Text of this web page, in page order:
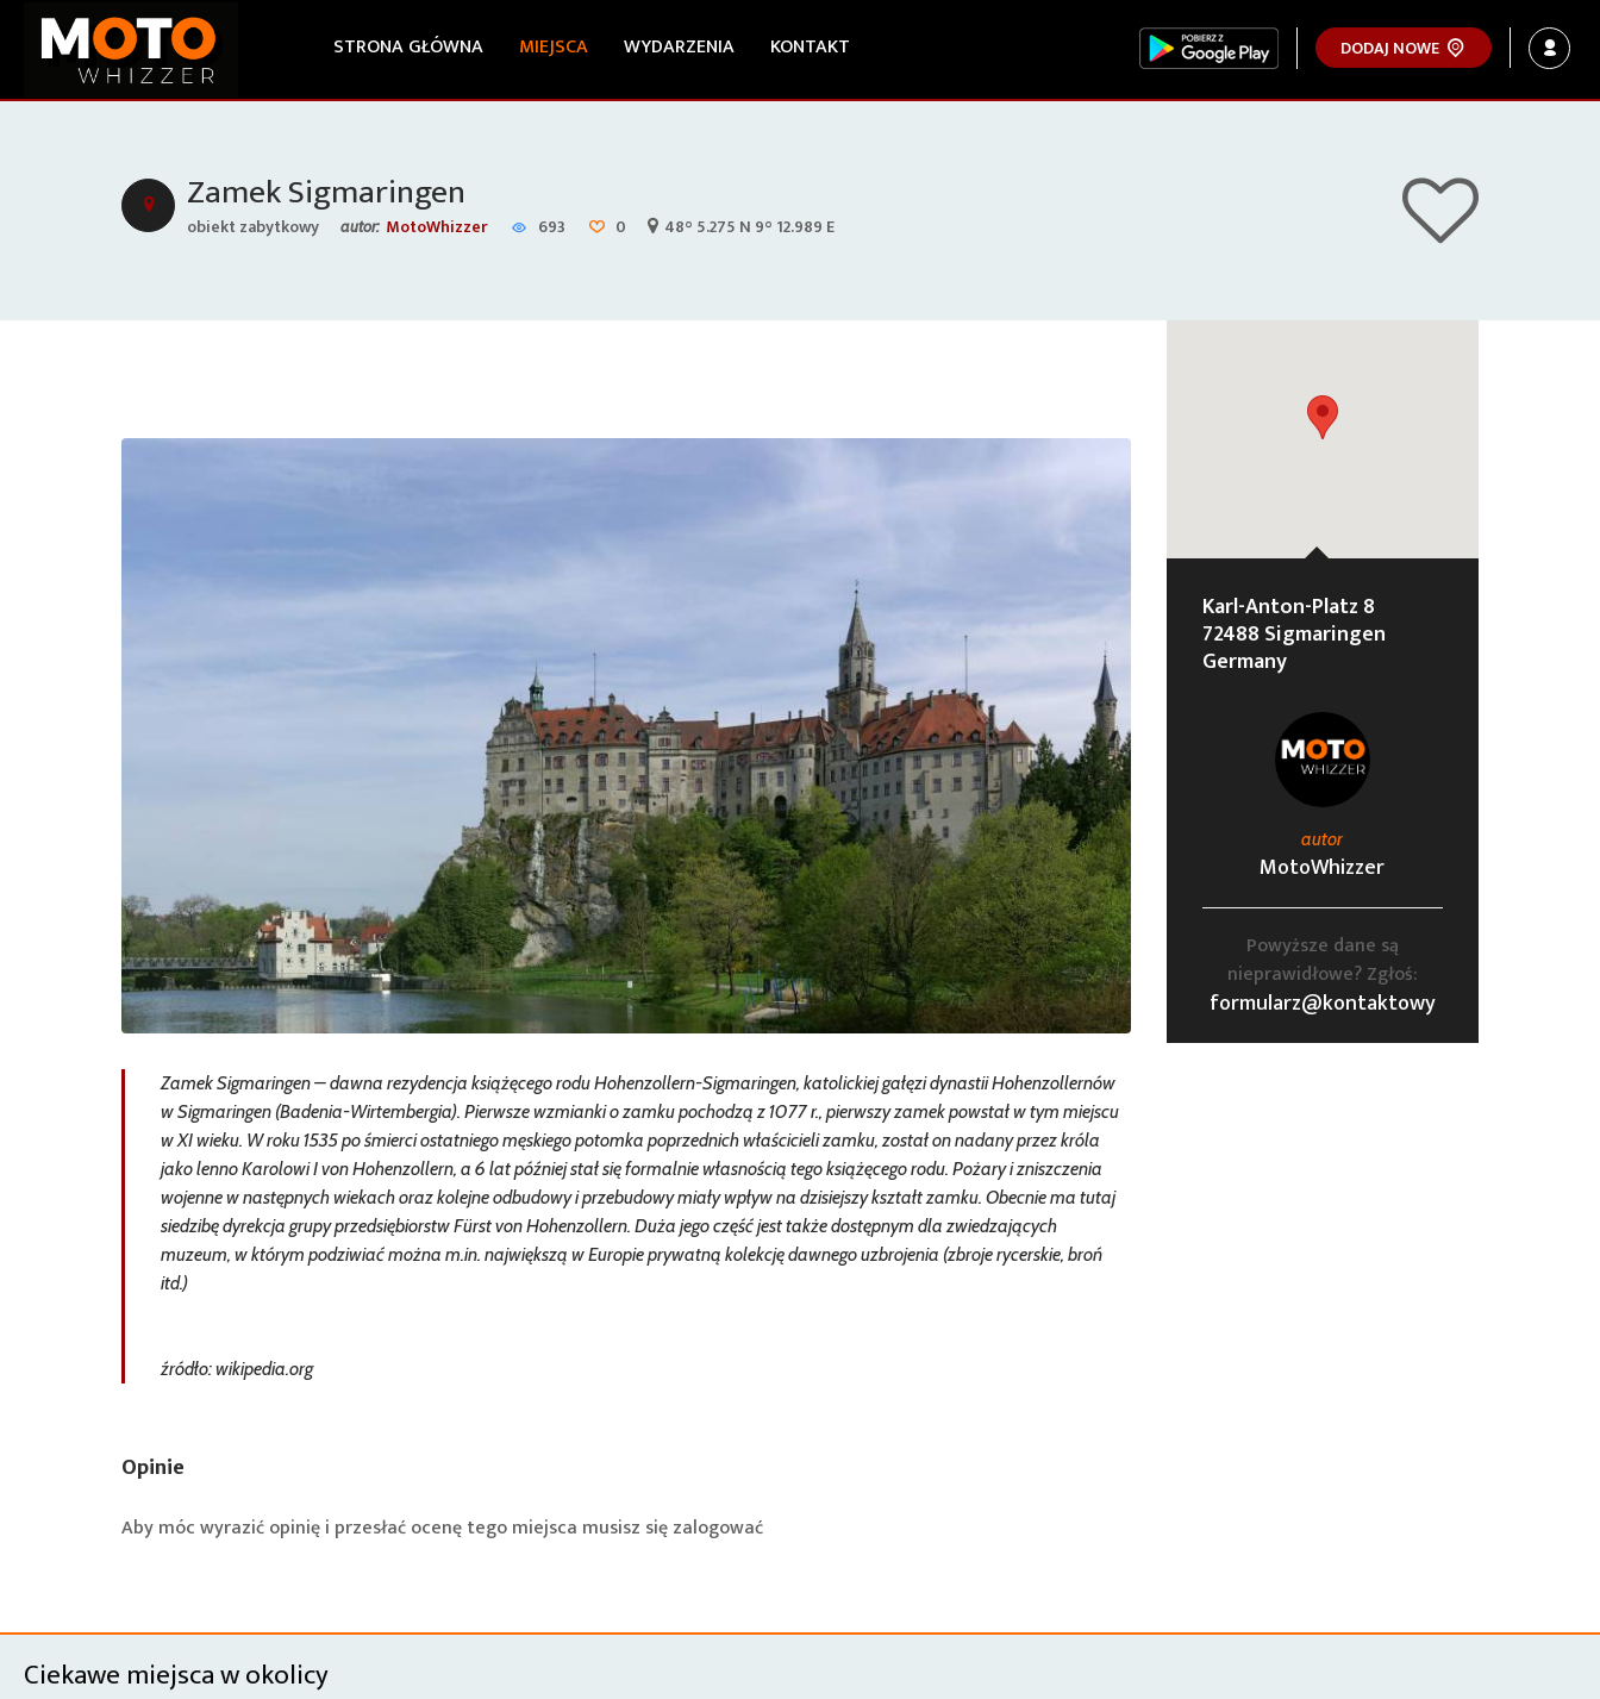
STRONA GŁÓWNA MIEJSCA WYDARZENIA KONTAKT DODAJ NOWE
Zamek Sigmaringen
obiekt zabytkowy autor: MotoWhizzer 693 0 48° 5.275 N 9° 12.989 E
Zamek Sigmaringen – dawna rezydencja książęcego rodu Hohenzollern-Sigmaringen, katolickiej gałęzi dynastii Hohenzollernów
w Sigmaringen (Badenia-Wirtembergia). Pierwsze wzmianki o zamku pochodzą z 1077 r., pierwszy zamek powstał w tym miejscu
w XI wieku. W roku 1535 po śmierci ostatniego męskiego potomka poprzednich właścicieli zamku, został on nadany przez króla
jako lenno Karolowi I von Hohenzollern, a 6 lat później stał się formalnie własnością tego książęcego rodu. Pożary i zniszczenia
wojenne w następnych wiekach oraz kolejne odbudowy i przebudowy miały wpływ na dzisiejszy kształt zamku. Obecnie ma tutaj
siedzibę dyrekcja grupy przedsiębiorstw Fürst von Hohenzollern. Duża jego część jest także dostępnym dla zwiedzających
muzeum, w którym podziwiać można m.in. największą w Europie prywatną kolekcję dawnego uzbrojenia (zbroje rycerskie, broń
itd.)
źródło: wikipedia.org
Opinie
Aby móc wyrazić opinię i przesłać ocenę tego miejsca musisz sięzalogować
Karl-Anton-Platz 8
72488 Sigmaringen
Germany
autor
MotoWhizzer
Powyższe dane są
nieprawidłowe? Zgłoś:
formularz@kontaktowy
Ciekawe miejsca w okolicy